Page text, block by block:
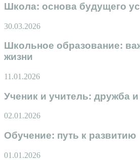
Школа: основа будущего
30.03.2026
Школьное образование:
жизни
11.01.2026
Ученик и учитель: дружба и
02.01.2026
Обучение: путь к развитию
01.01.2026